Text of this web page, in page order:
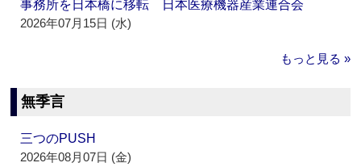
事務所を日本橋に移転 日本医療機器産業連合会
2026年07月15日 (水)
もっと見る »
無季言
三つのPUSH
2026年08月07日 (金)